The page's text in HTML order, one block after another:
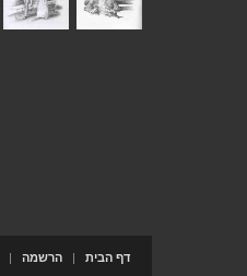
דף הבית | הרשמה |